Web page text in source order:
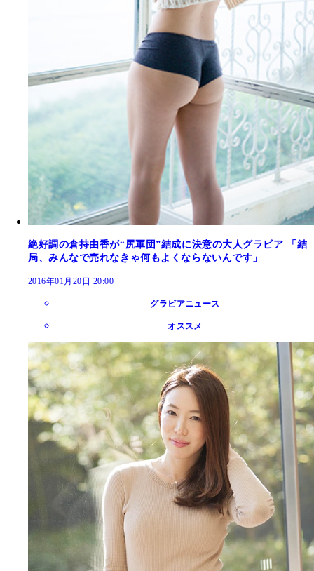
絶好調の倉持由香が“尻軍団”結成に決意の大人グラビア 「結
局、みんなで売れなきゃ何もよくならないんです」
2016年01月20日 20:00
グラビアニュース
オススメ